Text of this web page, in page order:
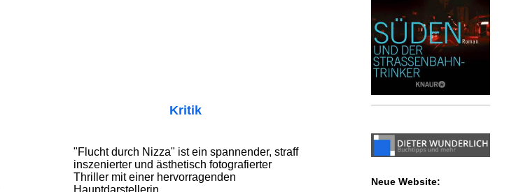
Kritik
"Flucht durch Nizza" ist ein spannender, straff
inszenierter und ästhetisch fotografierter
Thriller mit einer hervorragenden
Hauptdarstellerin.
Neue Website: